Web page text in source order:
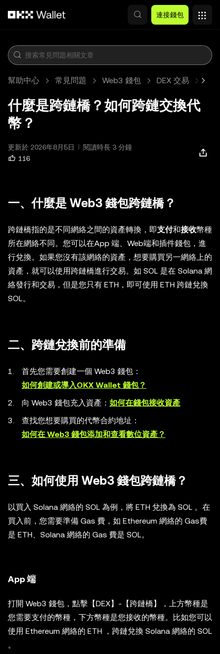
連接錢包
幫助中心 常見問題 Web3 錢包 DEX 交易
什麼是跨鏈橋？如何跨鏈交換代
幣？
更新於 2026年8月5日
閱讀時長 3 分鐘
116
一、什麼是 Web3 錢包跨鏈橋？
跨鏈橋指的是不同網絡之間的資產轉換，即支付和接收幣種
所在網絡不同。您可以在App 端、Web端和插件錢包，進
行兌換。如果您沒有該網絡的資產，想要購買另一網絡上的
資產，就可以使用跨鏈橋進行交易。如 SOL 是在 Solana 網
絡發行和交易，但是您只有 ETH，即可使用 ETH 跨鏈兌換
SOL。
二、跨鏈兌換前的準備
首先您需要創建一個 Web3 錢包：
如何創建或導入OKX Wallet 錢包？
向 Web3 錢包充入資產： 如何在錢包接收資產
查找您想要購買的代幣合約地址：
如何在 Web3 錢包添加和查看數位資產？
三、如何使用 Web3 錢包跨鏈橋？
以買入 Solana 網絡的 SOL 為例，將 ETH 兌換為 SOL 。在
買入前，您需要準備 Gas 費，如 Ethereum 網絡的 Gas費
是 ETH、Solana 網絡的 Gas 費是 SOL。
App 端
打開 Web3 錢包，點擊【DEX】-【跨鏈橋】，上方幣種是
您需要支付的幣種，下方幣種是您接收的幣種。比如您可以
使用 Ethereum 網絡的 ETH ，跨鏈兌換 Solana 網絡的 SOL
。